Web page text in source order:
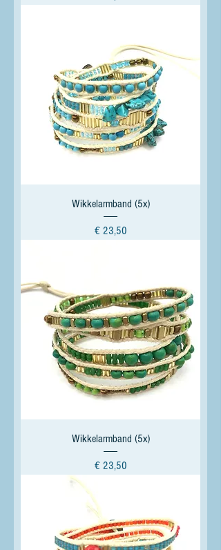
Wikkelarmband (5x)
Prijs
€ 23,50
Wikkelarmband (5x)
Prijs
€ 23,50